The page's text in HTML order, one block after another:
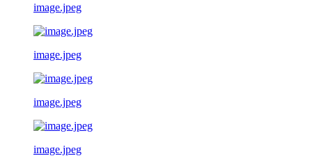
image.jpeg
image.jpeg
image.jpeg
image.jpeg